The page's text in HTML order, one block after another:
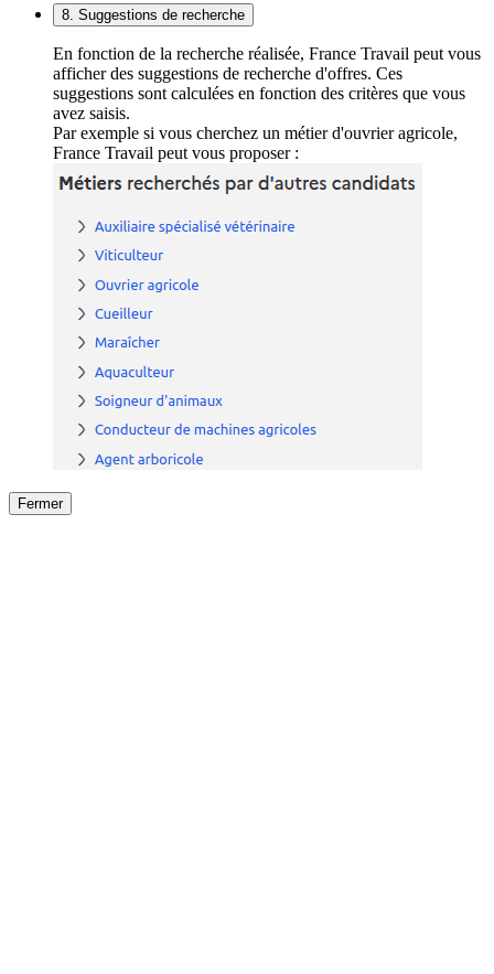
8. Suggestions de recherche
En fonction de la recherche réalisée, France Travail peut vous
afficher des suggestions de recherche d'offres. Ces
suggestions sont calculées en fonction des critères que vous
avez saisis.
Par exemple si vous cherchez un métier d'ouvrier agricole,
France Travail peut vous proposer :
Fermer